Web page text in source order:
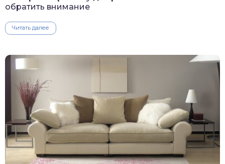
обратить внимание
Читать далее